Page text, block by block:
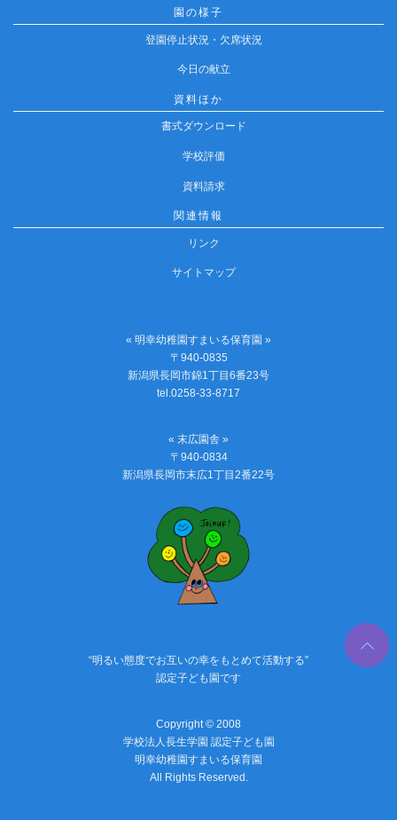
園の様子
登園停止状況・欠席状況
今日の献立
資料ほか
書式ダウンロード
学校評価
資料請求
関連情報
リンク
サイトマップ
« 明幸幼稚園すまいる保育園 »
〒940-0835
新潟県長岡市錦1丁目6番23号
tel.0258-33-8717
« 末広園舎 »
〒940-0834
新潟県長岡市末広1丁目2番22号
“明るい態度でお互いの幸をもとめて活動する”
認定子ども園です
Copyright © 2008
学校法人長生学園 認定子ども園
明幸幼稚園すまいる保育園
All Rights Reserved.
PAGE
TOP